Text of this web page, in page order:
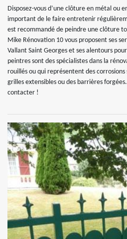
Disposez-vous d’une clôture en métal ou
important de le faire entretenir
est recommandé de peindre une clôture
Mike Rénovation 10 vous proposent ses
Vallant Saint Georges et ses alentours
peintres sont des spécialistes dans la
rouillés ou qui représentent des corrosions
grilles extensibles ou des barrières
contacter !